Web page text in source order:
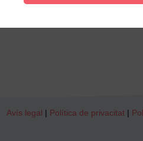
Avís legal | Política de privacitat |